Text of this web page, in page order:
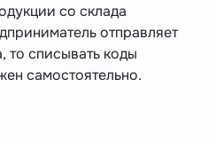
со склада
отправляет
то списывать коды
самостоятельно.